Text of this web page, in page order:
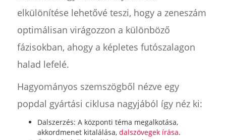
elkülönítése lehetővé teszi, hogy a zeneszám
optimálisan virágozzon a különböző
fázisokban, ahogy a képletes futószalagon
halad lefelé.
Hagyományos szemszögből nézve egy
popdal gyártási ciklusa nagyjából így néz ki:
Dalszerzés: A központi téma megalkotása,
akkordmenet kitalálása, dalszövegek írása.